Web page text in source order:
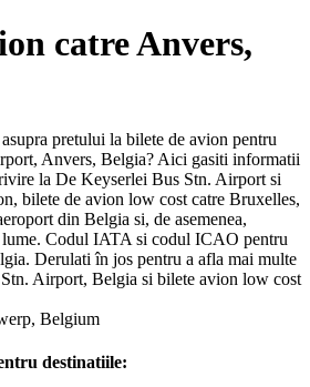
catre Anvers,
pretului la bilete de avion pentru
Anvers, Belgia? Aici gasiti informatii
la De Keyserlei Bus Stn. Airport si
bilete de avion low cost catre Bruxelles,
din Belgia si, de asemenea,
Codul IATA si codul ICAO pentru
Derulati în jos pentru a afla mai multe
Airport, Belgia si bilete avion low cost
Belgium
destinatiile: